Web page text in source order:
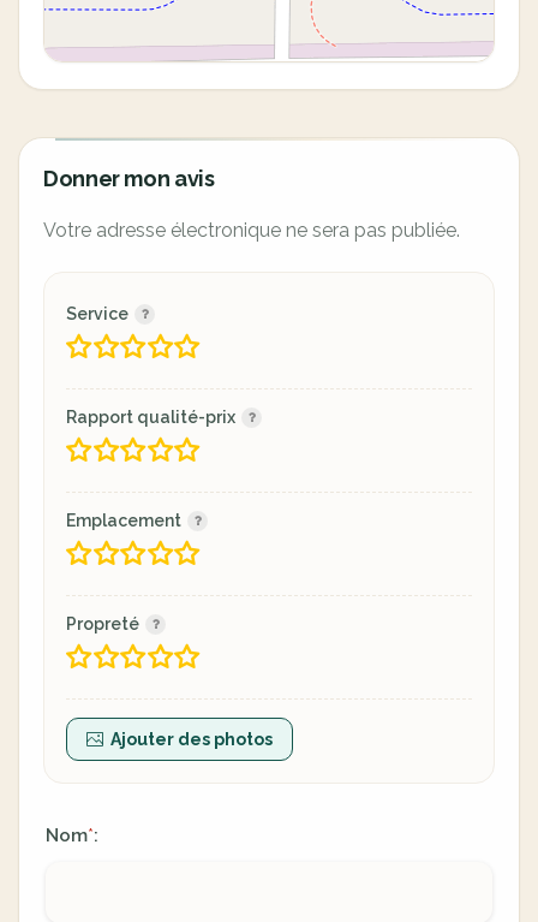
Donner mon avis
Votre adresse électronique ne sera pas publiée.
Service
Rapport qualité-prix
Emplacement
Propreté
Ajouter des photos
Nom*: